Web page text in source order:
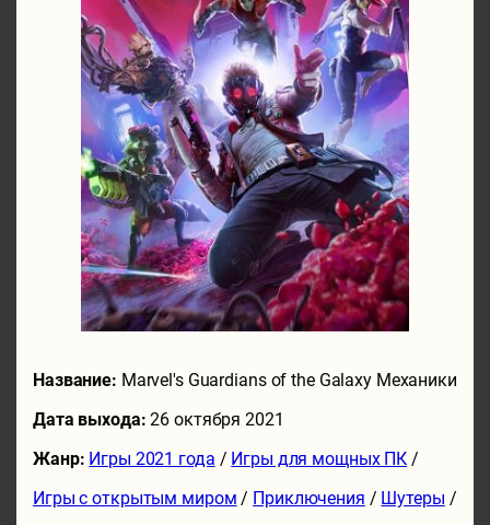
Название: Marvel's Guardians of the Galaxy Механики
Дата выхода:26 октября 2021
Жанр: Игры 2021 года / Игры для мощных ПК /
Игры с открытым миром / Приключения / Шутеры /